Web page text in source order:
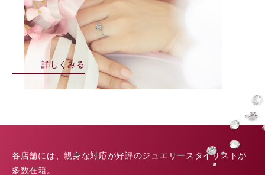
詳しくみる
各店舗には、親身な対応が好評のジュエリースタイリストが
多数在籍。